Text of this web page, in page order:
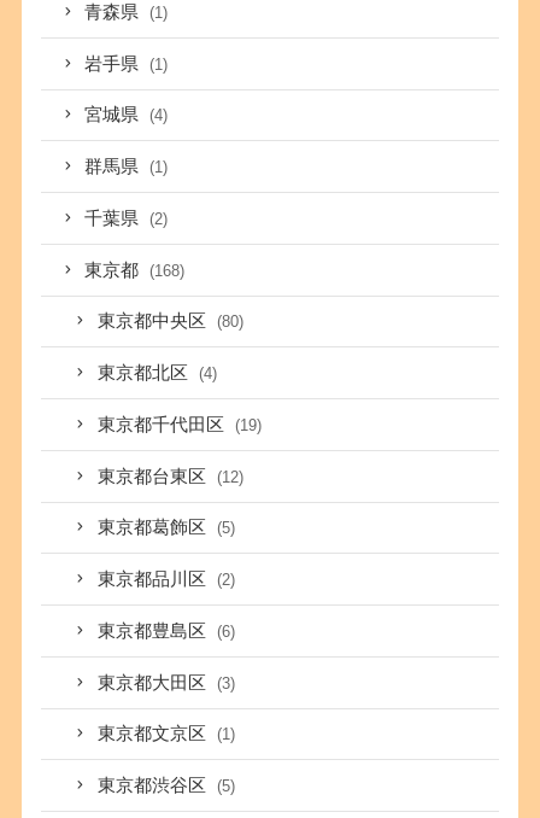
青森県 (1)
岩手県 (1)
宮城県 (4)
群馬県 (1)
千葉県 (2)
東京都 (168)
東京都中央区 (80)
東京都北区 (4)
東京都千代田区 (19)
東京都台東区 (12)
東京都葛飾区 (5)
東京都品川区 (2)
東京都豊島区 (6)
東京都大田区 (3)
東京都文京区 (1)
東京都渋谷区 (5)